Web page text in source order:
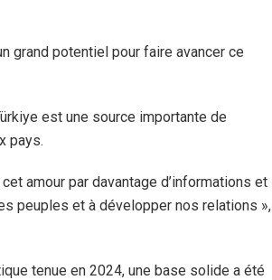
grand potentiel pour faire avancer ce
est une source importante de
pays.
amour par davantage d’informations et
peuples et à développer nos relations »,
tenue en 2024, une base solide a été